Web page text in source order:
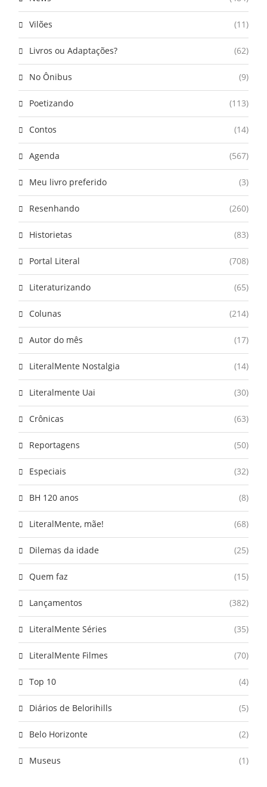
Vilões (11)
Livros ou Adaptações? (62)
No Ônibus (9)
Poetizando (113)
Contos (14)
Agenda (567)
Meu livro preferido (3)
Resenhando (260)
Historietas (83)
Portal Literal (708)
Literaturizando (65)
Colunas (214)
Autor do mês (17)
LiteralMente Nostalgia (14)
Literalmente Uai (30)
Crônicas (63)
Reportagens (50)
Especiais (32)
BH 120 anos (8)
LiteralMente, mãe! (68)
Dilemas da idade (25)
Quem faz (15)
Lançamentos (382)
LiteralMente Séries (35)
LiteralMente Filmes (70)
Top 10 (4)
Diários de Belorihills (5)
Belo Horizonte (2)
Museus (1)